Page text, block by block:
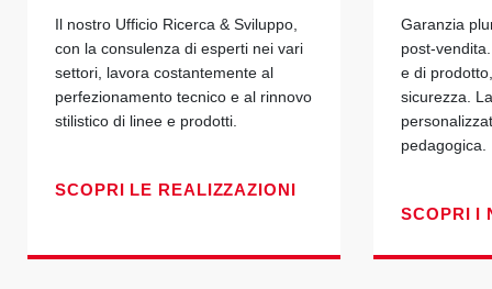
Il nostro Ufficio Ricerca & Sviluppo,
con la consulenza di esperti nei vari
settori, lavora costantemente al
perfezionamento tecnico e al rinnovo
stilistico di linee e prodotti.
SCOPRI LE REALIZZAZIONI
Garanzia
post-
e di
sicurezza.
pedagogica.
SCOPRI I